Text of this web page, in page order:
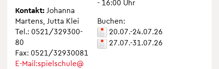
Kon­takt: Johanna
Mar­tens, Jutta Klei
Tel.: 0521/329300-
80
Fax: 0521/32930081
E-Mail:​spielschule@​
- 16:00 Uhr
Buchen:
20.07.-24.07.26
27.07.-31.07.26